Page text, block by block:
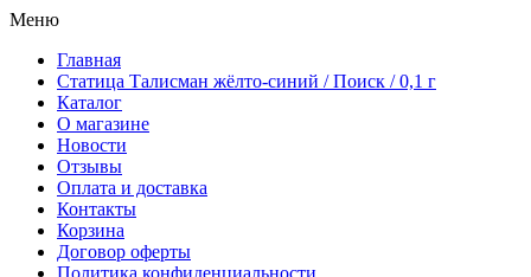
Меню
Главная
Статица Талисман жёлто-синий / Поиск / 0,1 г
Каталог
О магазине
Новости
Отзывы
Оплата и доставка
Контакты
Корзина
Договор оферты
Политика конфиденциальности